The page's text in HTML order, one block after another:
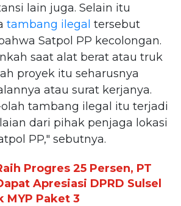
lain juga. Selain itu
tambang ilegal tersebut
Satpol PP kecolongan.
saat alat berat atau truk
proyek itu seharusnya
atau surat kerjanya.
tambang ilegal itu terjadi
dari pihak penjaga lokasi
PP," sebutnya.
Progres 25 Persen, PT
Apresiasi DPRD Sulsel
MYP Paket 3